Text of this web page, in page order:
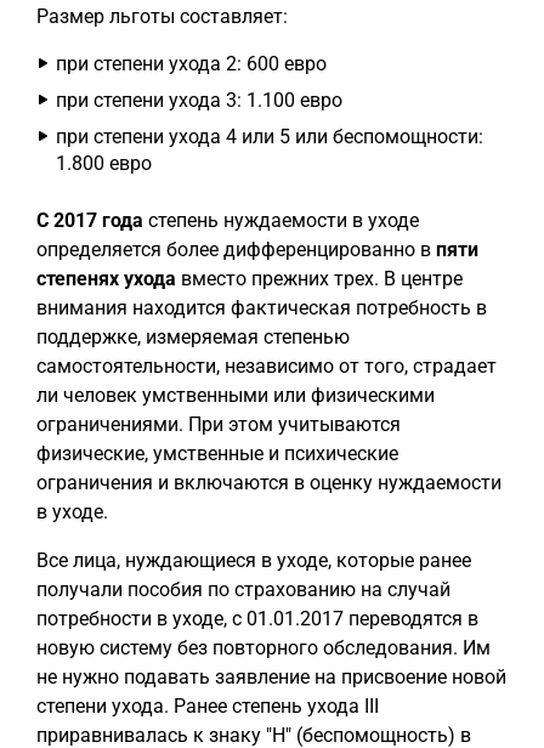
Размер льготы составляет:
при степени ухода 2: 600 евро
при степени ухода 3: 1.100 евро
при степени ухода 4 или 5 или беспомощности:
1.800 евро
С 2017 года степень нуждаемости в уходе
определяется более дифференцированно в пяти
степенях ухода вместо прежних трех. В центре
внимания находится фактическая потребность в
поддержке, измеряемая степенью
самостоятельности, независимо от того, страдает
ли человек умственными или физическими
ограничениями. При этом учитываются
физические, умственные и психические
ограничения и включаются в оценку нуждаемости
в уходе.
Все лица, нуждающиеся в уходе, которые ранее
получали пособия по страхованию на случай
потребности в уходе, с 01.01.2017 переводятся в
новую систему без повторного обследования. Им
не нужно подавать заявление на присвоение новой
степени ухода. Ранее степень ухода III
приравнивалась к знаку "H" (беспомощность) в